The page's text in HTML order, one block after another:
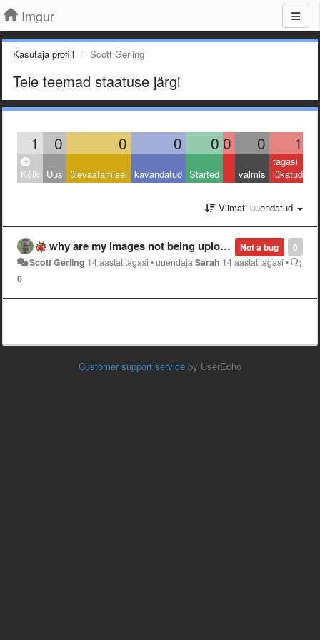
Imgur
Kasutaja profiil Scott Gerling
Teie teemad staatuse järgi
1 0 0 0 0 0 0 1
Kõik Uus ülevaatamisel kavandatud Started valmis
tagasi
lükatud
Viimati uuendatud
0
Not a bug
why are my images not being uploaded? three days and slow not no uploads on small .pngs?
Scott Gerling 14 aastat tagasi •uuendajaSarah 14 aastat tagasi •
0
Customer support service by UserEcho